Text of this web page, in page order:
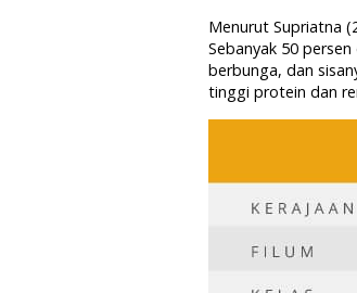
Menurut Supriatna
Sebanyak 50
berbunga, dan
tinggi protein dan